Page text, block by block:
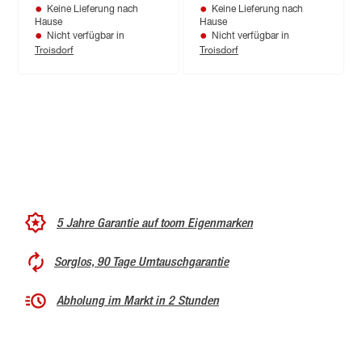
Keine Lieferung nach
Hause
Nicht verfügbar in
Troisdorf
Keine Lieferung nach
Hause
Nicht verfügbar in
Troisdorf
5 Jahre Garantie auf toom Eigenmarken
Sorglos, 90 Tage Umtauschgarantie
Abholung im Markt in 2 Stunden